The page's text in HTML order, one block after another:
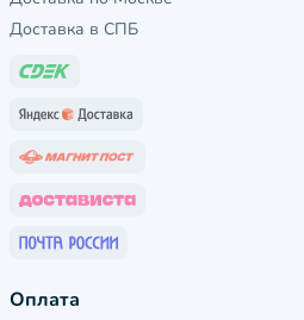
Доставка в СПБ
Оплата